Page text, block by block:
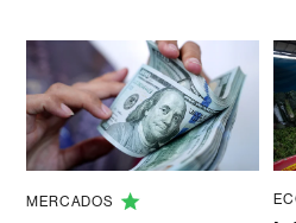
MERCADOS